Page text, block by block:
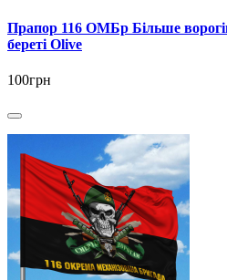
Прапор 116 ОМБр Більше
береті Olive
100грн